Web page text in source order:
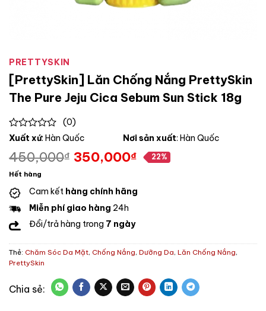
PRETTYSKIN
[PrettySkin] Lăn Chống Nắng PrettySkin
The Pure Jeju Cica Sebum Sun Stick 18g
0
of
(0)
Xuất xứ: Hàn Quốc Nơi sản xuất: Hàn Quốc
450,000₫
Giá
gốc
là:
450,000₫.
350,000₫
Giá
hiện
tại
là:
350,000₫.
22%
Hết hàng
Cam kết hàng chính hãng
Miễn phí giao hàng 24h
Đổi/trả hàng trong 7 ngày
Thẻ: Chăm Sóc Da Mặt, Chống Nắng, Dưỡng Da, Lăn Chống Nắng,
PrettySkin